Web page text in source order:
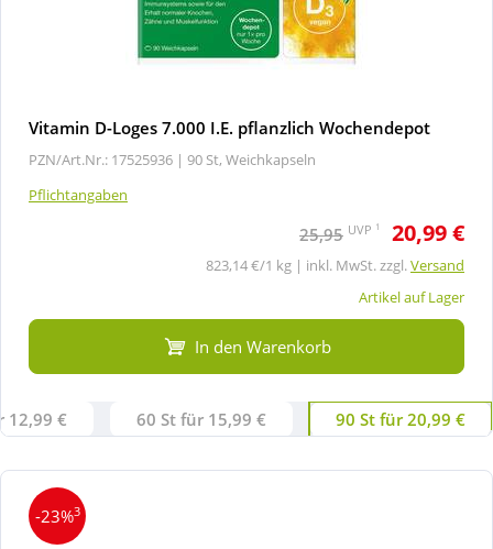
Vitamin D-Loges 7.000 I.E. pflanzlich Wochendepot
PZN/Art.Nr.: 17525936 | 90 St, Weichkapseln
Pflichtangaben
25,95 UVP 1 20,99 €
823,14 €/1 kg | inkl. MwSt. zzgl.Versand
Artikel auf Lager
In den Warenkorb
12,99 € 60 St für 15,99 € 90 St für 20,99 €
-23%3